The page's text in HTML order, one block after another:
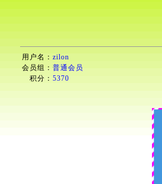
用户名： zilon
会员组： 普通会员
积分： 5370